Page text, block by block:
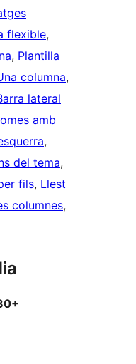
flexible
, Plantilla
columna
lateral
amb
del tema
fils, Llest
columnes